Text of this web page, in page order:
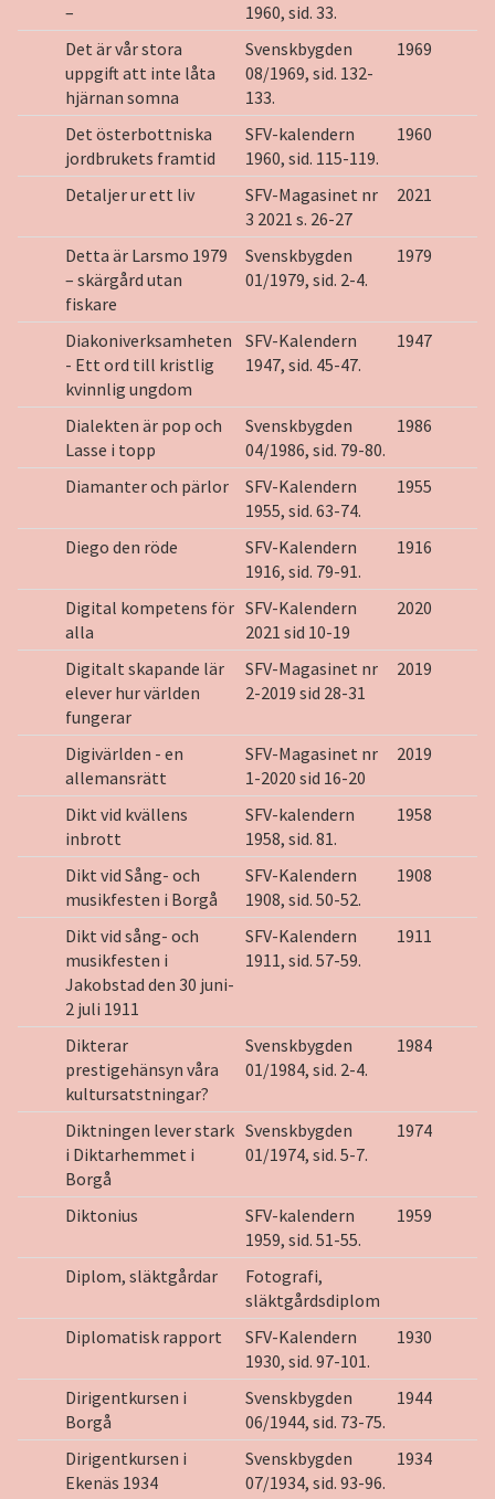
–
1960, sid. 33.
Det är vår stora
uppgift att inte låta
hjärnan somna
Svenskbygden
08/1969, sid. 132-
133.
1969
Det österbottniska
jordbrukets framtid
SFV-kalendern
1960, sid. 115-119.
1960
Detaljer ur ett liv
SFV-Magasinet nr
3 2021 s. 26-27
2021
Detta är Larsmo 1979
– skärgård utan
fiskare
Svenskbygden
01/1979, sid. 2-4.
1979
Diakoniverksamheten
- Ett ord till kristlig
kvinnlig ungdom
SFV-Kalendern
1947, sid. 45-47.
1947
Dialekten är pop och
Lasse i topp
Svenskbygden
04/1986, sid. 79-80.
1986
Diamanter och pärlor
SFV-Kalendern
1955, sid. 63-74.
1955
Diego den röde
SFV-Kalendern
1916, sid. 79-91.
1916
Digital kompetens för
alla
SFV-Kalendern
2021 sid 10-19
2020
Digitalt skapande lär
elever hur världen
fungerar
SFV-Magasinet nr
2-2019 sid 28-31
2019
Digivärlden - en
allemansrätt
SFV-Magasinet nr
1-2020 sid 16-20
2019
Dikt vid kvällens
inbrott
SFV-kalendern
1958, sid. 81.
1958
Dikt vid Sång- och
musikfesten i Borgå
SFV-Kalendern
1908, sid. 50-52.
1908
Dikt vid sång- och
musikfesten i
Jakobstad den 30 juni-
2 juli 1911
SFV-Kalendern
1911, sid. 57-59.
1911
Dikterar
prestigehänsyn våra
kultursatstningar?
Svenskbygden
01/1984, sid. 2-4.
1984
Diktningen lever stark
i Diktarhemmet i
Borgå
Svenskbygden
01/1974, sid. 5-7.
1974
Diktonius
SFV-kalendern
1959, sid. 51-55.
1959
Diplom, släktgårdar
Fotografi,
släktgårdsdiplom
Diplomatisk rapport
SFV-Kalendern
1930, sid. 97-101.
1930
Dirigentkursen i
Borgå
Svenskbygden
06/1944, sid. 73-75.
1944
Dirigentkursen i
Ekenäs 1934
Svenskbygden
07/1934, sid. 93-96.
1934